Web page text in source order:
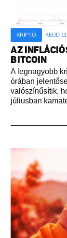
KRIPTÓ KEDD
AZ
BITCOIN
A legnagyobb
órában
valószínűsítik,
júliusban